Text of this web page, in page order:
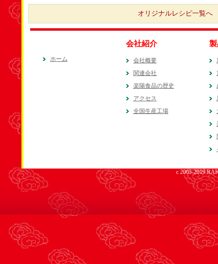
オリジナルレシピ一覧へ
ホーム
会社紹介
会社概要
関連会社
楽陽食品の歴史
アクセス
全国生産工場
c 2005-2019